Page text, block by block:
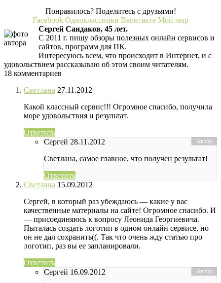
Понравилось? Поделитесь с друзьями!
Facebook Одноклассники Вконтакте Мой мир
Сергей Сандаков, 45 лет.
С 2011 г. пишу обзоры полезных онлайн сервисов и
сайтов, программ для ПК.
Интересуюсь всем, что происходит в Интернет, и с
удовольствием рассказываю об этом своим читателям.
18 комментариев
Светлана 27.11.2012
Какой классный сервис!!! Огромное спасибо, получила
море удовольствия и результат.
Ответить
Сергей 28.11.2012
Светлана, самое главное, что получен результат!
Ответить
Светлана 15.09.2012
Сергей, в который раз убеждаюсь — какие у вас
качественные материалы на сайте! Огромное спасибо. И
— присоединяюсь к вопросу Леонида Георгиевича.
Пыталась создать логотип в одном онлайн сервисе, но
он не дал сохранить((. Так что очень жду статью про
логотип, раз вы ее запланировали.
Ответить
Сергей 16.09.2012